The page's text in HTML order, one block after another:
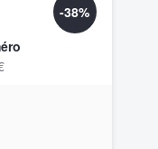
-38%